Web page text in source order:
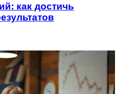
как достичь